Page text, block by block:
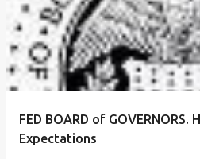
FED BOARD of
Expectations